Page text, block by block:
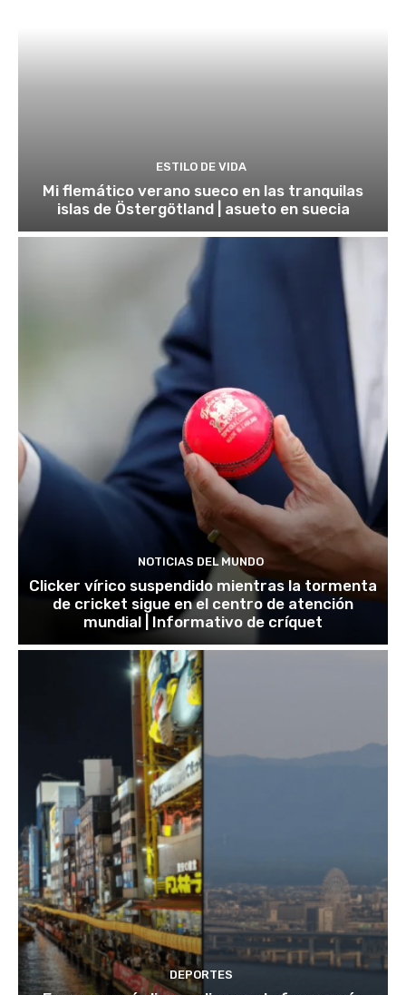
ESTILO DE VIDA
Mi flemático verano sueco en las tranquilas
islas de Östergötland | asueto en suecia
NOTICIAS DEL MUNDO
Clicker vírico suspendido mientras la tormenta
de cricket sigue en el centro de atención
mundial | Informativo de críquet
DEPORTES